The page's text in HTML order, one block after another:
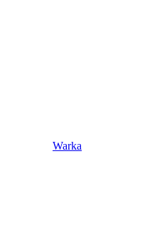
Warka